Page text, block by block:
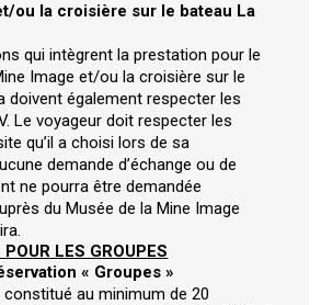
ou la croisière sur le bateau La
qui intègrent la prestation pour le
Image et/ou la croisière sur le
doivent également respecter les
Le voyageur doit respecter les
qu’il a choisi lors de sa
demande d’échange ou de
ne pourra être demandée
du Musée de la Mine Image
LES GROUPES
« Groupes »
constitué au minimum de 20